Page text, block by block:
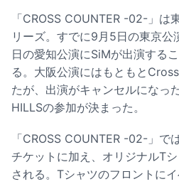
「CROSS COUNTER -02-」は
リーズ。すでに9月5日の東京
日の愛知公演にSiMが出演する
る。大阪公演にはもともと
たが、出演がキャンセルになっ
HILLSの参加が決まった。
「CROSS COUNTER -02-」で
チケットに加え、オリジナルT
される。Tシャツのフロントに